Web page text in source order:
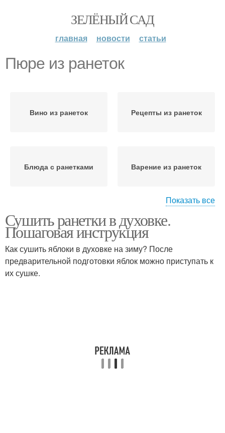
ЗЕЛЁНЫЙ САД
главная новости статьи
Пюре из ранеток
Вино из ранеток Рецепты из ранеток
Блюда с ранетками Варение из ранеток
ранеток
Показать все
Сушить ранетки в духовке.
Пошаговая инструкция
Как сушить яблоки в духовке на зиму? После
предварительной подготовки яблок можно приступать к
их сушке.